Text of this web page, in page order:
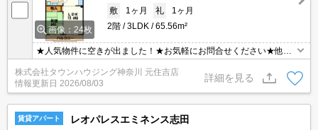
画像：24枚
敷
1ヶ月 礼
1ヶ月
2階
3LDK 65.56m²
★人気物件に空きが出ました！★お気軽にお問合せください★他社
Mでのご相談も承ります★
株式会社タウンハウジング神奈川 元住吉店
情報更新日 2026/08/03
詳細を見る
賃貸アパート レオパレスエミネンス志田